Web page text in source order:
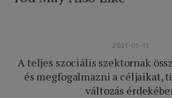
2021-05-13
A teljes szociális szektornak
és megfogalmazni a céljaikat,
változás